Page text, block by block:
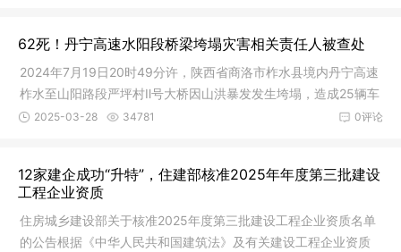
62死！丹宁高速水阳段桥梁垮塌灾害相关责任人被查处
2024年7月19日20时49分许，陕西省商洛市柞水县境内丹宁高速
柞水至山阳路段严坪村Ⅱ号大桥因山洪暴发发生垮塌，造成25辆车
辆坠河
0评论
2025-03-28 34781
12家建企成功“升特”，住建部核准2025年年度第三批建设
工程企业资质
住房城乡建设部关于核准2025年度第三批建设工程企业资质名单
的公告根据《中华人民共和国建筑法》及有关建设工程企业资质